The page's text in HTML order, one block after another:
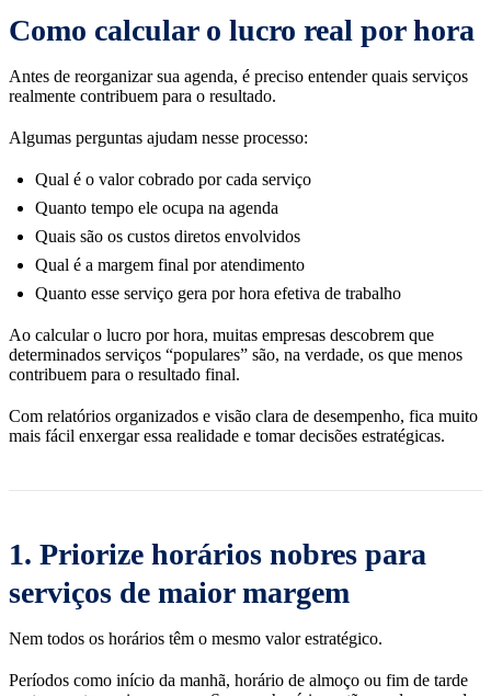
Como calcular o lucro real por hora
Antes de reorganizar sua agenda, é preciso entender quais serviços
realmente contribuem para o resultado.
Algumas perguntas ajudam nesse processo:
Qual é o valor cobrado por cada serviço
Quanto tempo ele ocupa na agenda
Quais são os custos diretos envolvidos
Qual é a margem final por atendimento
Quanto esse serviço gera por hora efetiva de trabalho
Ao calcular o lucro por hora, muitas empresas descobrem que
determinados serviços “populares” são, na verdade, os que menos
contribuem para o resultado final.
Com relatórios organizados e visão clara de desempenho, fica muito
mais fácil enxergar essa realidade e tomar decisões estratégicas.
1. Priorize horários nobres para
serviços de maior margem
Nem todos os horários têm o mesmo valor estratégico.
Períodos como início da manhã, horário de almoço ou fim de tarde